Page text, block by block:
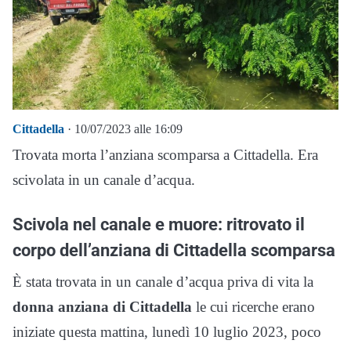
Cittadella · 10/07/2023 alle 16:09
Trovata morta l’anziana scomparsa a Cittadella. Era
scivolata in un canale d’acqua.
Scivola nel canale e muore: ritrovato il
corpo dell’anziana di Cittadella scomparsa
È stata trovata in un canale d’acqua priva di vita la
donna anziana di Cittadella le cui ricerche erano
iniziate questa mattina, lunedì 10 luglio 2023, poco